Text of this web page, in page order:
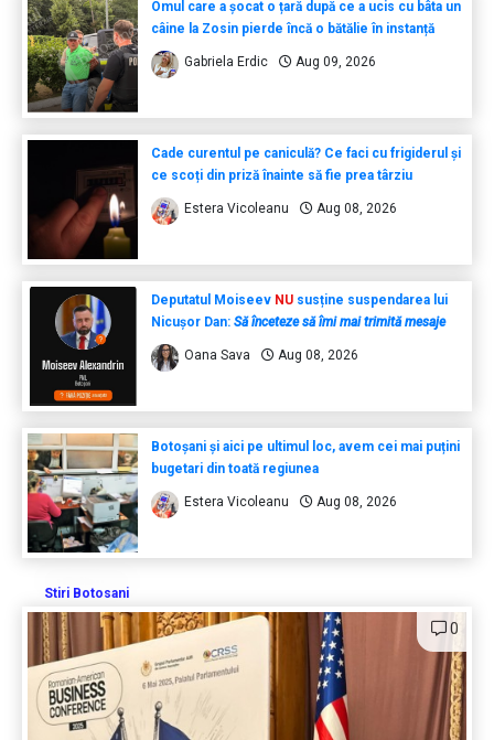
Omul care a șocat o țară după ce a ucis cu bâta un
câine la Zosin pierde încă o bătălie în instanță
Gabriela Erdic Aug 09, 2026
Cade curentul pe caniculă? Ce faci cu frigiderul și
ce scoți din priză înainte să fie prea târziu
Estera Vicoleanu Aug 08, 2026
Deputatul Moiseev NU susține suspendarea lui
Nicușor Dan: Să înceteze să îmi mai trimită mesaje
Oana Sava Aug 08, 2026
Botoșani și aici pe ultimul loc, avem cei mai puțini
bugetari din toată regiunea
Estera Vicoleanu Aug 08, 2026
Stiri Botosani
0